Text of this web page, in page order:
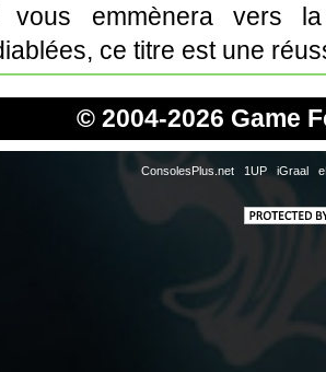
vous emmènera vers
ce titre est une
© 2004-2026 Game
ConsolesPlus.net 1UP iGraal